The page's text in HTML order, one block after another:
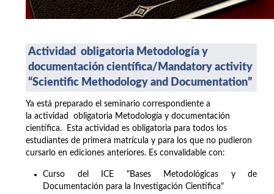
Actividad obligatoria Metodología y
documentación científica/ Mandatory activity
“Scientific Methodology and Documentation”
Ya está preparado el seminario correspondiente a
la actividad obligatoria Metodología y documentación
científica. Esta actividad es obligatoria para todos los
estudiantes de primera matrícula y para los que no pudieron
cursarlo en ediciones anteriores. Es convalidable con:
Curso del ICE "Bases Metodológicas y de
Documentación para la Investigación Científica"